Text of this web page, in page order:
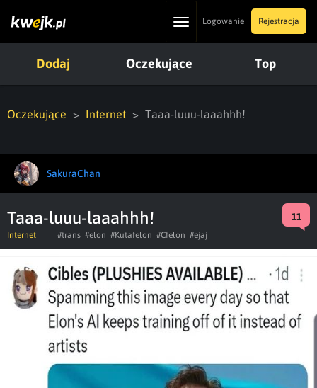
ToggleLogowanie Rejestracja
Dodaj Oczekujące Top
Oczekujące Internet Taaa-luuu-laaahhh!
SakuraChan
Taaa-luuu-laaahhh! 11
Internet #trans #elon #Kutafelon #Cfelon #ejaj